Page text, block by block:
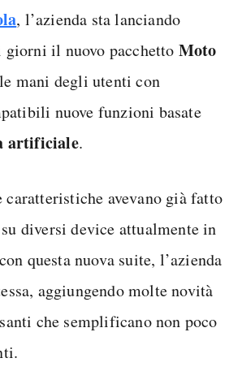
, l’azienda sta lanciando
il nuovo pacchetto Moto
mani degli utenti con
nuove funzioni basate
artificiale.
caratteristiche avevano già fatto
diversi device attualmente in
questa nuova suite, l’azienda
aggiungendo molte novità
che semplificano non poco